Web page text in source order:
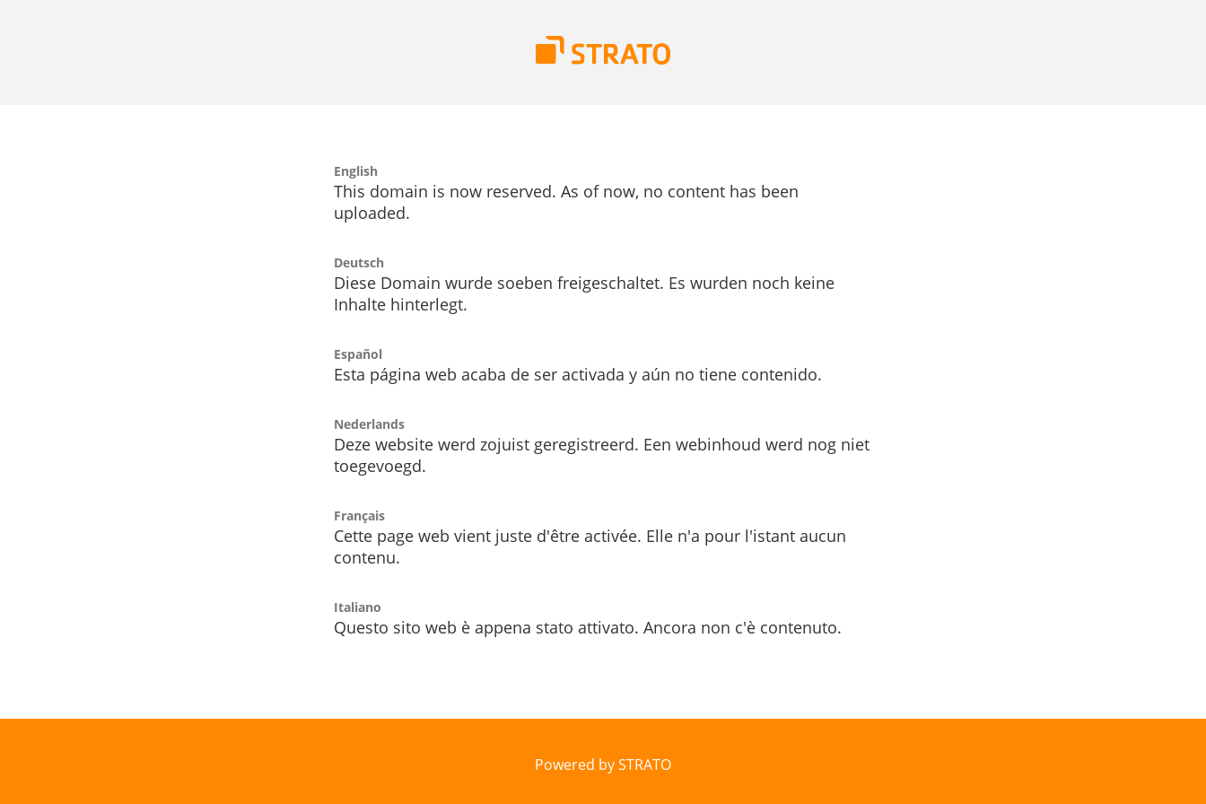
English
This domain is now reserved. As of now, no content has been
uploaded.
Deutsch
Diese Domain wurde soeben freigeschaltet. Es wurden noch keine
Inhalte hinterlegt.
Español
Esta página web acaba de ser activada y aún no tiene contenido.
Nederlands
Deze website werd zojuist geregistreerd. Een webinhoud werd nog niet
toegevoegd.
Français
Cette page web vient juste d'être activée. Elle n'a pour l'istant aucun
contenu.
Italiano
Questo sito web è appena stato attivato. Ancora non c'è contenuto.
Powered by STRATO